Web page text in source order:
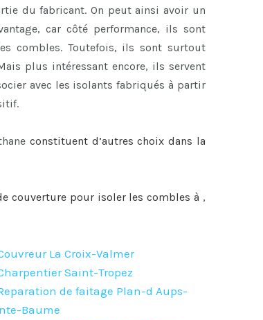
du fabricant. On peut ainsi avoir un
car côté performance, ils sont
combles. Toutefois, ils sont surtout
plus intéressant encore, ils servent
avec les isolants fabriqués à partir
constituent d’autres choix dans la
couverture pourisoler les combles à ,
La Croix-Valmer
Saint-Tropez
de faitage Plan-d Aups-
Baume